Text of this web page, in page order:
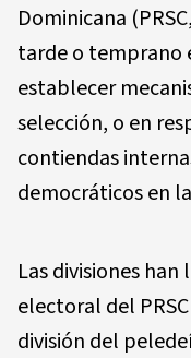
Dominicana
tarde o temprano
establecer
selección, o en
contiendas
democráticos en
Las divisiones
electoral del
división del